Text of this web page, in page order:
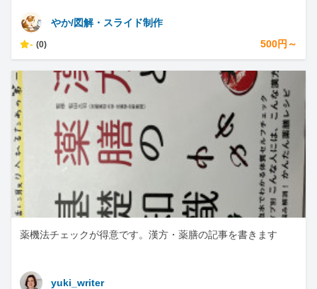
やか/図解・スライド制作
- (0) 500円～
薬機法チェックが得意です。漢方・薬膳の記事を書きます
yuki_writer